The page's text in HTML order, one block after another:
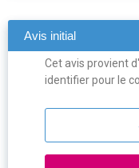
Avis initial
Cet avis provient
identifier pour le